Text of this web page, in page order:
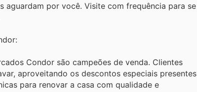
aguardam por você. Visite com frequência para se
Condor são campeões de venda. Clientes
aproveitando os descontos especiais presentes
para renovar a casa com qualidade e